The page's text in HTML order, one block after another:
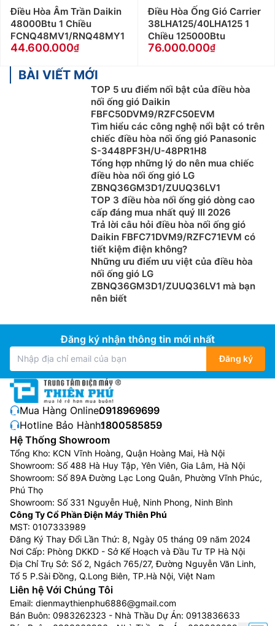
Điều Hòa Âm Trần Daikin
48000Btu 1 Chiều
FCNQ48MV1/RNQ48MY1
44.600.000
Điều Hòa Ống Gió Carrier
38LHA125/40LHA125 1
Chiều 125000Btu
76.000.000
BÀI VIẾT MỚI
TOP 5 ưu điểm nối bật của điều hòa
nối ống gió Daikin
FBFC50DVM9/RZFC50EVM
Tìm hiểu các công nghệ nổi bật có trên
chiếc điều hòa nối ống gió Panasonic
S-3448PF3H/U-48PR1H8
Tổng hợp những lý do nên mua chiếc
điều hòa nối ống gió LG
ZBNQ36GM3D1/ZUUQ36LV1
TOP 3 điều hòa nối ống gió dòng cao
cấp đáng mua nhất quý III 2026
Trả lời câu hỏi điều hòa nối ống gió
Daikin FBFC71DVM9/RZFC71EVM có
tiết kiệm điện không?
Những ưu điểm ưu việt của điều hòa
nối ống gió LG
ZBNQ36GM3D1/ZUUQ36LV1 mà bạn
nên biết
Đăng ký nhận thông tin mới nhất
Đăng ký
Mua Hàng Online:0918969699
Hotline Bảo Hành:1800585859
Hệ Thống Showroom
Tổng Kho: KCN Vĩnh Hoàng, Quận Hoàng Mai, Hà Nội
Showroom: Số 488 Hà Huy Tập, Yên Viên, Gia Lâm, Hà Nội
Showroom: Số 89A Đường Lạc Long Quân, Phường Vĩnh Phúc,
Phú Thọ
Showroom: Số 331 Nguyễn Huệ, Ninh Phong, Ninh Bình
Công Ty Cổ Phần Điện Máy Thiên Phú
MST: 0107333989
Đăng Ký Thay Đổi Lần Thứ: 8, Ngày 05 tháng 09 năm 2024
Nơi Cấp: Phòng DKKD - Sở Kế Hoạch và Đầu Tư TP Hà Nội
Địa Chỉ Trụ Sở: Số 2, Ngách 765/27, Đường Nguyễn Văn Linh,
Tổ 5 P.Sài Đồng, Q.Long Biên, TP.Hà Nội, Việt Nam
Liên hệ Với Chúng Tôi
Email: dienmaythienphu6886@gmail.com
Bán Buôn: 0983262323 - Nhà Thầu Dự Án: 0913836633